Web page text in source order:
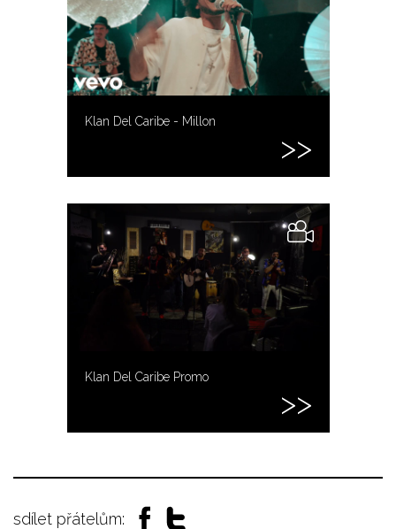
Klan Del Caribe - Millon
Klan Del Caribe Promo
sdílet přátelům: